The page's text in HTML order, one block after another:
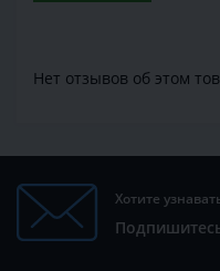
Нет отзывов об этом
Хотите